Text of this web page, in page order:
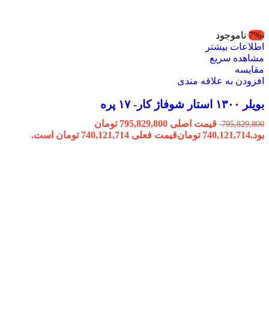
-7%
ناموجود
اطلاعات بیشتر
مشاهده سریع
مقایسه
افزودن به علاقه مندی
بویلر ۱۳۰۰ استار شوفاژ کار- ۱۷ پره
795,829,800
قیمت اصلی 795,829,800 تومان
بود.740,121,714 تومانقیمت فعلی 740,121,714 تومان است.